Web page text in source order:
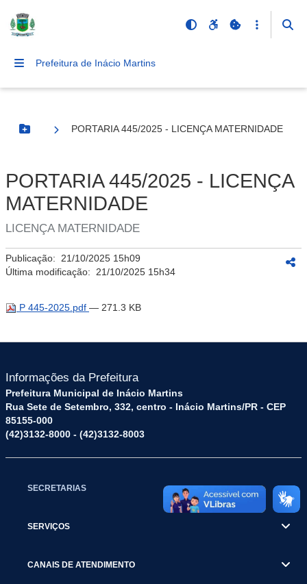
Prefeitura de Inácio Martins
Botão Menu
PORTARIA 445/2025 - LICENÇA MATERNIDADE
PORTARIA 445/2025 - LICENÇA
MATERNIDADE
LICENÇA MATERNIDADE
Publicação: 21/10/2025 15h09
Última modificação: 21/10/2025 15h34
P 445-2025.pdf — 271.3 KB
Informações da Prefeitura
Prefeitura Municipal de Inácio Martins
Rua Sete de Setembro, 332, centro - Inácio Martins/PR - CEP
85155-000
(42)3132-8000 - (42)3132-8003
SECRETARIAS
SERVIÇOS
CANAIS DE ATENDIMENTO